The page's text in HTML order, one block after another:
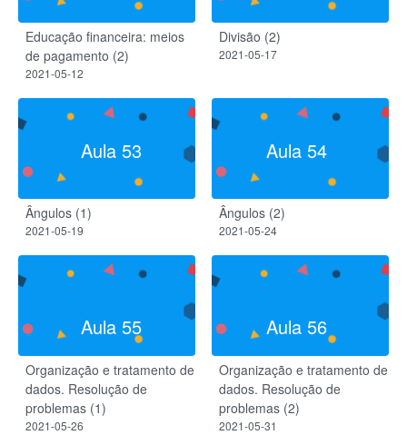
Educação financeira: meios
de pagamento (2)
2021-05-12
Divisão (2)
2021-05-17
Aula 53
Ângulos (1)
2021-05-19
Aula 54
Ângulos (2)
2021-05-24
Aula 55
Organização e tratamento de
dados. Resolução de
problemas (1)
2021-05-26
Aula 56
Organização e tratamento de
dados. Resolução de
problemas (2)
2021-05-31